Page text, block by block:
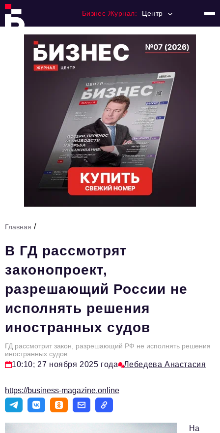
Бизнес Журнал: Центр
Регулирование
Премия "Тульский Бизнес"
История тульского предпринимательства
Тема номера
HR
Персона номера
Инфраструктура развития
Технологии и тренды
Туризм
Импортозамещение
Авторские материалы
Главная /
В ГД рассмотрят
законопроект,
разрешающий России не
исполнять решения
иностранных судов
ГД рассмотрит закон, разрешающий РФ не исполнять решения
иностранных судов
10:10; 27 ноября 2025 года Лебедева Анастасия
https://business-magazine.online
На